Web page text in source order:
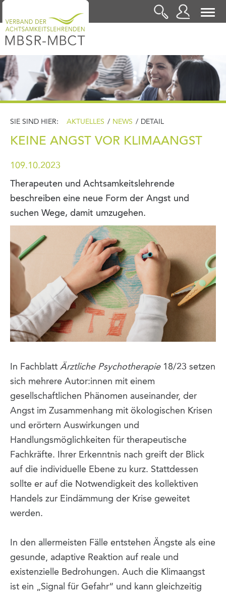
LOGIN
SIE SIND HIER: AKTUELLES / NEWS / DETAIL
KEINE ANGST VOR KLIMAANGST
109.10.2023
Therapeuten und Achtsamkeitslehrende
beschreiben eine neue Form der Angst und
suchen Wege, damit umzugehen.
In Fachblatt Ärztliche Psychotherapie 18/23 setzen
sich mehrere Autor:innen mit einem
gesellschaftlichen Phänomen auseinander, der
Angst im Zusammenhang mit ökologischen Krisen
und erörtern Auswirkungen und
Handlungsmöglichkeiten für therapeutische
Fachkräfte. Ihrer Erkenntnis nach greift der Blick
auf die individuelle Ebene zu kurz. Stattdessen
sollte er auf die Notwendigkeit des kollektiven
Handels zur Eindämmung der Krise geweitet
werden.
In den allermeisten Fälle entstehen Ängste als eine
gesunde, adaptive Reaktion auf reale und
existenzielle Bedrohungen. Auch die Klimaangst
ist ein „Signal für Gefahr“ und kann gleichzeitig